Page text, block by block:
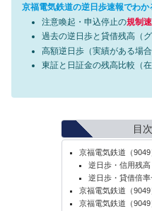
京福電気鉄道の逆日歩速報でわか
注意喚起・申込停止の規制
過去の逆日歩と貸借残高（グ
高額逆日歩（実績がある場合
東証と日証金の残高比較（在
目次
京福電気鉄道（
逆日歩・信用残高
逆日歩・貸借倍率
京福電気鉄道（
京福電気鉄道（9049